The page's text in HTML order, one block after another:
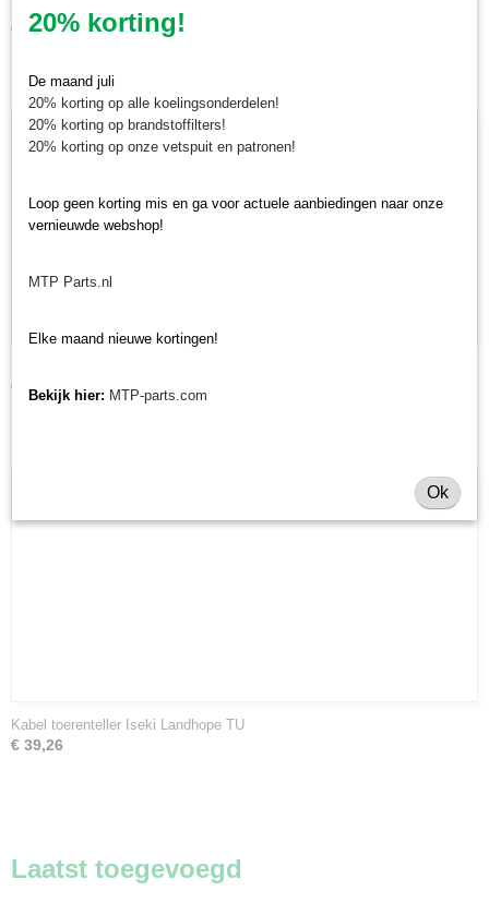
Kabel toerenteller Iseki TL/TU/TX
€ 34,48
€ 48,65
Kabel toerenteller Iseki Landhope TU
€ 39,26
Laatst toegevoegd
20% korting!
De maand juli
20% korting op alle koelingsonderdelen!
20% korting op brandstoffilters!
20% korting op onze vetspuit en patronen!
Loop geen korting mis en ga voor actuele aanbiedingen naar onze
vernieuwde webshop!
MTP Parts.nl
Elke maand nieuwe kortingen!
Bekijk hier: MTP-parts.com
Ok